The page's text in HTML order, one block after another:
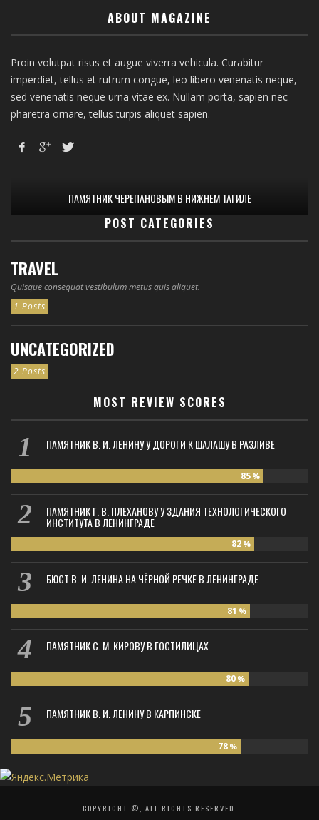
ABOUT MAGAZINE
Proin volutpat risus et augue viverra vehicula. Curabitur
imperdiet, tellus et rutrum congue, leo libero venenatis neque,
sed venenatis neque urna vitae ex. Nullam porta, sapien nec
pharetra ornare, tellus turpis aliquet sapien.
ПАМЯТНИК ЧЕРЕПАНОВЫМ В НИЖНЕМ ТАГИЛЕ
POST CATEGORIES
TRAVEL
Quisque consequat vestibulum metus quis aliquet.
1 Posts
UNCATEGORIZED
2 Posts
MOST REVIEW SCORES
ПАМЯТНИК В. И. ЛЕНИНУ У ДОРОГИ К ШАЛАШУ В РАЗЛИВЕ
85 %
ПАМЯТНИК Г. В. ПЛЕХАНОВУ У ЗДАНИЯ ТЕХНОЛОГИЧЕСКОГО
ИНСТИТУТА В ЛЕНИНГРАДЕ
82 %
БЮСТ В. И. ЛЕНИНА НА ЧЁРНОЙ РЕЧКЕ В ЛЕНИНГРАДЕ
81 %
ПАМЯТНИК С. М. КИРОВУ В ГОСТИЛИЦАХ
80 %
ПАМЯТНИК В. И. ЛЕНИНУ В КАРПИНСКЕ
78 %
COPYRIGHT ©, ALL RIGHTS RESERVED.